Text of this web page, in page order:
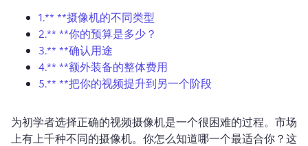
免费试用
1.** **摄像机的不同类型
2.** **你的预算是多少？
3.** **确认用途
4.** **额外装备的整体费用
5.** **把你的视频提升到另一个阶段
为初学者选择正确的视频摄像机是一个很困难的过程。市场
上有上千种不同的摄像机。你怎么知道哪一个最适合你？这